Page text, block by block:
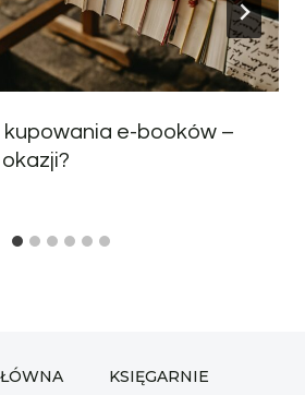
e-booków –
KSIĘGARNIE